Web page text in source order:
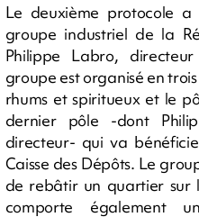
Le deuxième protocole
groupe industriel de la
Philippe Labro,
groupe est organisé en
rhums et spiritueux et le
dernier pôle -dont
directeur- qui va
Caisse des Dépôts. Le
de rebâtir un quartier sur
comporte également